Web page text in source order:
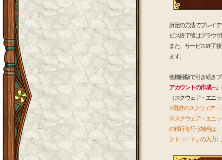
所定の方法でプレイ
ビス終了後はブラウ
また、サービス終了
ます。
他機種版で引き続き
アカウントの作成 ─
（スクウェア・エニ
※既存のスクウェア・
※スクウェア・エニッ
の移行を行う場合は
クトコード」の入力